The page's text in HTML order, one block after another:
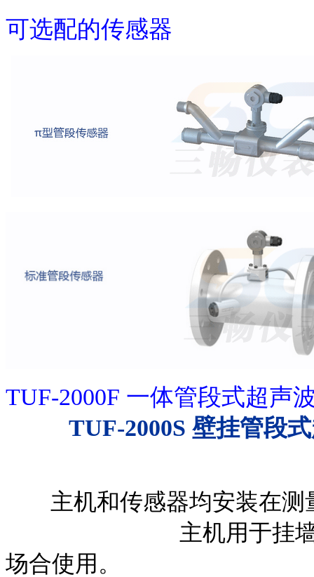
可选配的传感器
TUF-2000F 一
TUF-2000S 壁挂管段
主机和传感器均安装
主机用于挂墙式安装
场合使用。